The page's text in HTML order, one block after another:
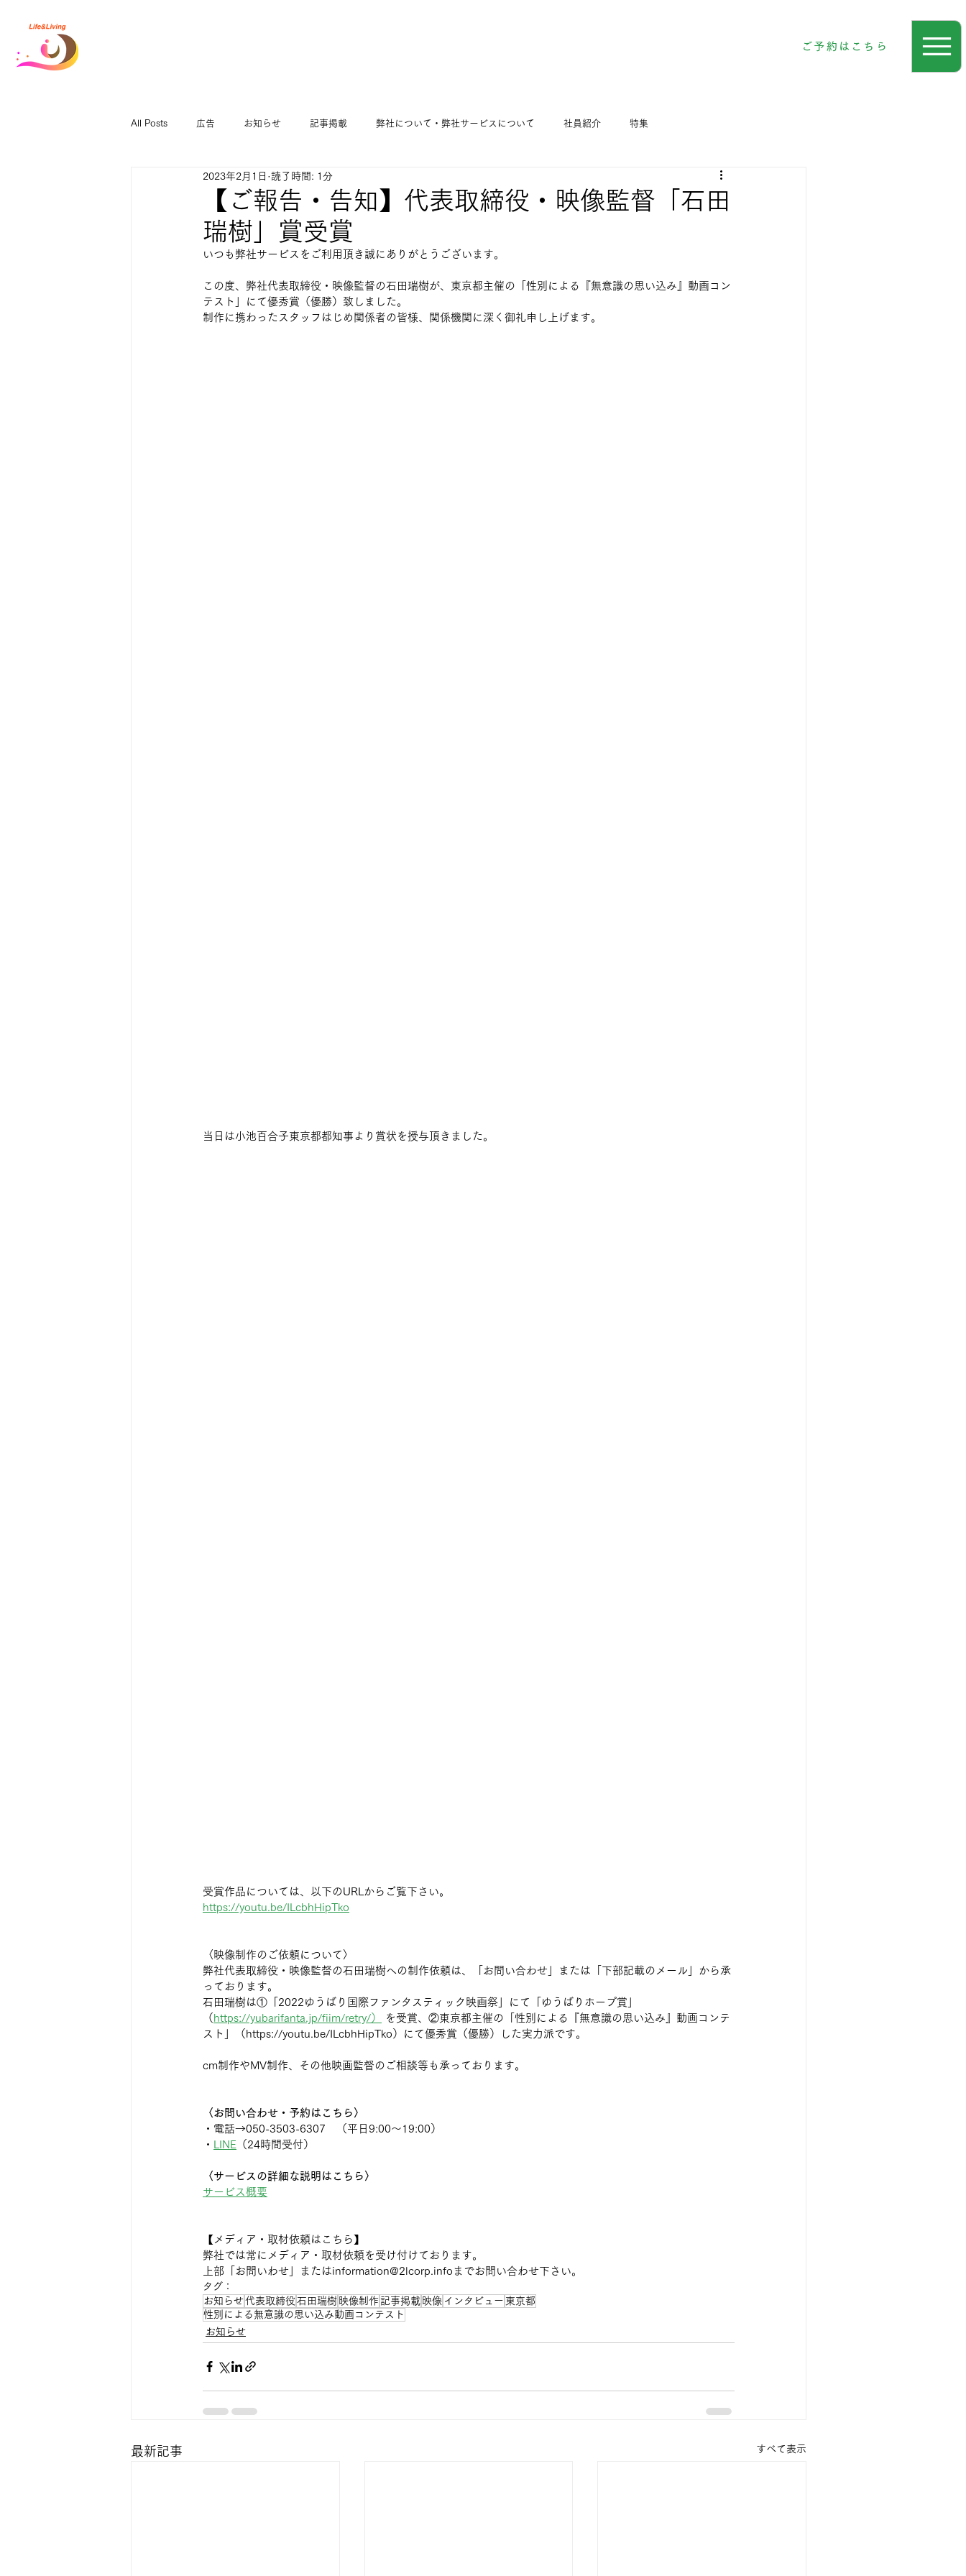
ご予約はこちら
All Posts 広告 お知らせ 記事掲載 弊社について・弊社サービスについて 社員紹介 特集
【ご報告・告知】代表取締役・映像監督「石田
瑞樹」賞受賞
2023年2月1日 読了時間: 1分
いつも弊社サービスをご利用頂き誠にありがとうございます。
この度、弊社代表取締役・映像監督の石田瑞樹が、東京都主催の「性別による『無意識の思い込み』動画コン
テスト」にて優秀賞（優勝）致しました。
制作に携わったスタッフはじめ関係者の皆様、関係機関に深く御礼申し上げます。
当日は小池百合子東京都都知事より賞状を授与頂きました。
受賞作品については、以下のURLからご覧下さい。
https://youtu.be/ILcbhHipTko
〈映像制作のご依頼について〉
弊社代表取締役・映像監督の石田瑞樹への制作依頼は、「お問い合わせ」または「下部記載のメール」から承
っております。
石田瑞樹は①「2022ゆうばり国際ファンタスティック映画祭」にて「ゆうばりホープ賞」
（ https://yubarifanta.jp/fiim/retry/）
を受賞、②東京都主催の「性別による『無意識の思い込み』動画コンテ
スト」（https://youtu.be/ILcbhHipTko）にて優秀賞（優勝）した実力派です。
cm制作やMV制作、その他映画監督のご相談等も承っております。
〈お問い合わせ・予約はこちら〉
・電話→050-3503-6307　（平日9:00〜19:00）
・ LINE （24時間受付）
〈サービスの詳細な説明はこちら〉
サービス概要
【メディア・取材依頼はこちら】
弊社では常にメディア・取材依頼を受け付けております。
上部「お問いわせ」またはinformation@2lcorp.infoまでお問い合わせ下さい。
タグ：
お知らせ代表取締役 石田瑞樹 映像制作 記事掲載 映像 インタビュー 東京都
性別による無意識の思い込み動画コンテスト
お知らせ
最新記事 すべて表示